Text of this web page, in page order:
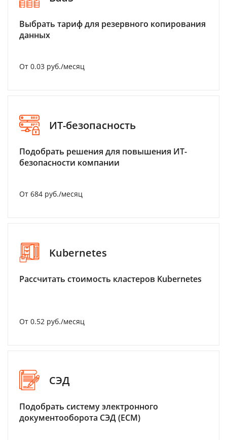
Выбрать тариф для резервного копирования
данных
От 0.03 руб./месяц
ИТ-безопасность
Подобрать решения для повышения ИТ-
безопасности компании
От 684 руб./месяц
Kubernetes
Рассчитать стоимость кластеров Kubernetes
От 0.52 руб./месяц
СЭД
Подобрать систему электронного
документооборота СЭД (ECM)